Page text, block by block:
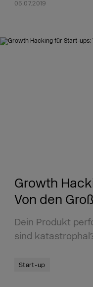
05.07.2019
Growth
Von den
Dein Produkt
sind
Start-up